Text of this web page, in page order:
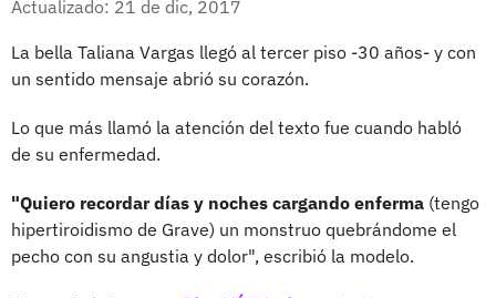
Actualizado: 21 de dic, 2017
La bella Taliana Vargas llegó al tercer piso -30 años- y con
un sentido mensaje abrió su corazón.
Lo que más llamó la atención del texto fue cuando habló
de su enfermedad.
"Quiero recordar días y noches cargando enferma (tengo
hipertiroidismo de Grave) un monstruo quebrándome el
pecho con su angustia y dolor", escribió la modelo.